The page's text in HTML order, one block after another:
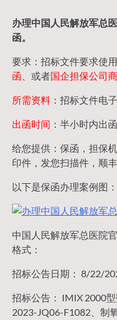
办理中国人民解放军总
函。
要求：招标文件要求使用
函 、或者国企担保公司
所需资料 ：招标文件电
出函时间 ：半小时内出函
给您提供：保函，担保
印件，发您扫描件，顺
以下是保函办理案例图：
中国人民解放军总医院
格式：
招标公告日期： 8/22/
招标公告： IMIX 2000
2023-JQ06-F1082、制